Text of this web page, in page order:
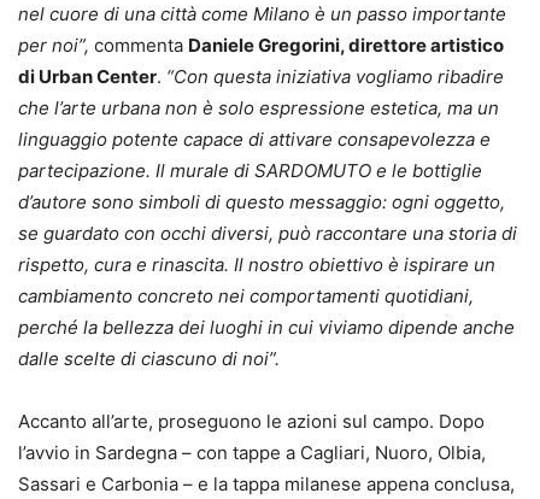
nel cuore di una città come Milano è un passo importante
per noi”, commenta Daniele Gregorini, direttore artistico
di Urban Center. “Con questa iniziativa vogliamo ribadire
che l’arte urbana non è solo espressione estetica, ma un
linguaggio potente capace di attivare consapevolezza e
partecipazione. Il murale di SARDOMUTO e le bottiglie
d’autore sono simboli di questo messaggio: ogni oggetto,
se guardato con occhi diversi, può raccontare una storia di
rispetto, cura e rinascita. Il nostro obiettivo è ispirare un
cambiamento concreto nei comportamenti quotidiani,
perché la bellezza dei luoghi in cui viviamo dipende anche
dalle scelte di ciascuno di noi”.
Accanto all’arte, proseguono le azioni sul campo. Dopo
l’avvio in Sardegna – con tappe a Cagliari, Nuoro, Olbia,
Sassari e Carbonia – e la tappa milanese appena conclusa,